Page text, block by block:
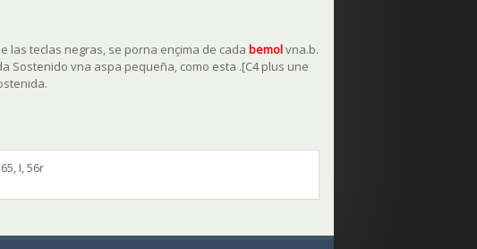
las teclas negras, se porna ençima de cadabemolvna.b.
Sostenido vna aspa pequeña, como esta .[C4 plus une
I, 56r